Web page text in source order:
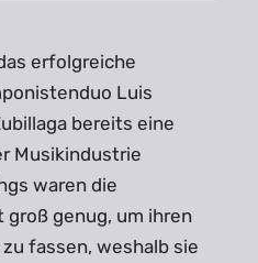
erfolgreiche
Luis
bereits eine
Musikindustrie
waren die
genug, um ihren
fassen, weshalb sie